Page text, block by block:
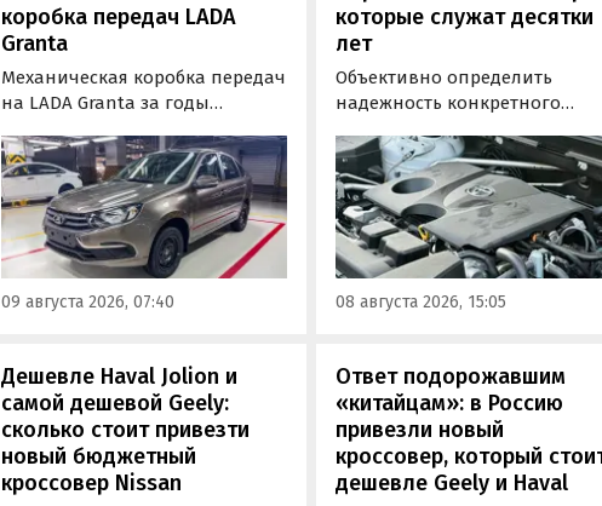
коробка передач LADA
Granta
Механическая коробка передач
на LADA Granta за годы
изменилась. «АвтоВАЗ»
рассказал, что после
модернизации трансмиссия
получила тросовый привод,
иной механизм переключения
и главную пару с
передаточным числом 3,9
09 августа 2026, 07:40
которые служат десятки
лет
Объективно определить
надежность конкретного
поскольку его срок службы
прямо зависит от качества
обслуживания и условий
эксплуатации. Тем не менее
Autonews составил ТОП-3
надежных бензиновых
моторов, которые могут не
08 августа 2026, 15:05
Дешевле Haval Jolion и
самой дешевой Geely:
сколько стоит привезти
новый бюджетный
кроссовер Nissan
Ответ подорожавшим
«китайцам»: в Россию
привезли новый
кроссовер, который
дешевле Geely и Haval